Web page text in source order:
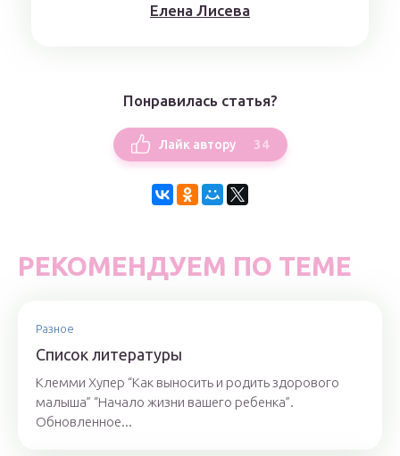
Елена Лисева
Понравилась статья?
Лайк автору 34
РЕКОМЕНДУЕМ ПО ТЕМЕ
Разное
Список литературы
Клемми Хупер “Как выносить и родить здорового
малыша” “Начало жизни вашего ребенка”.
Обновленное...